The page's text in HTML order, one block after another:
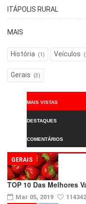
ITÁPOLIS RURAL
MAIS
História (1) Veículos
Gerais (3)
MAIS VISTAS
DESTAQUES
COMENTÁRIOS
TOP 10 Das Melhores
Mar 05, 2019 114342
GERAIS